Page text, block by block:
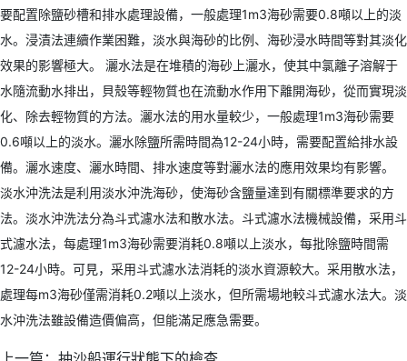
要配置除鹽砂槽和排水處理設備，一般處理1m3海砂需要0.8噸以上的淡
水。浸漬法連續作業困難，淡水與海砂的比例、海砂浸水時間等對其淡化
效果的影響極大。 灑水法是在堆積的海砂上灑水，使其中氯離子溶解于
水隨流動水排出，貝殼等輕物質也在流動水作用下離開海砂，從而實現淡
化、除去輕物質的方法。灑水法的用水量較少，一般處理1m3海砂需要
0.6噸以上的淡水。灑水除鹽所需時間為12-24小時，需要配置給排水設
備。灑水速度、灑水時間、排水速度等對灑水法的應用效果均有影響。
淡水沖洗法是利用淡水沖洗海砂，使海砂含鹽量達到有關標準要求的方
法。淡水沖洗法分為斗式濾水法和散水法。斗式濾水法機械設備，采用斗
式濾水法，每處理1m3海砂需要消耗0.8噸以上淡水，每批除鹽時間需
12-24小時。可見，采用斗式濾水法消耗的淡水資源較大。采用散水法，
處理每m3海砂僅需消耗0.2噸以上淡水，但所需場地較斗式濾水法大。淡
水沖洗法雖設備造價偏高，但能滿足應急需要。